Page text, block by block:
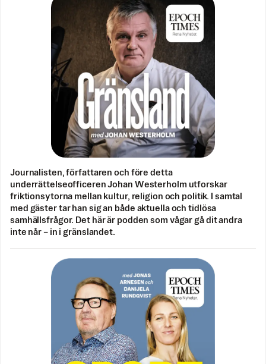
Journalisten, författaren och före detta
underrättelseofficeren Johan Westerholm utforskar
friktionsytorna mellan kultur, religion och politik. I samtal
med gäster tar han sig an både aktuella och tidlösa
samhällsfrågor. Det här är podden som vågar gå dit andra
inte når – in i gränslandet.